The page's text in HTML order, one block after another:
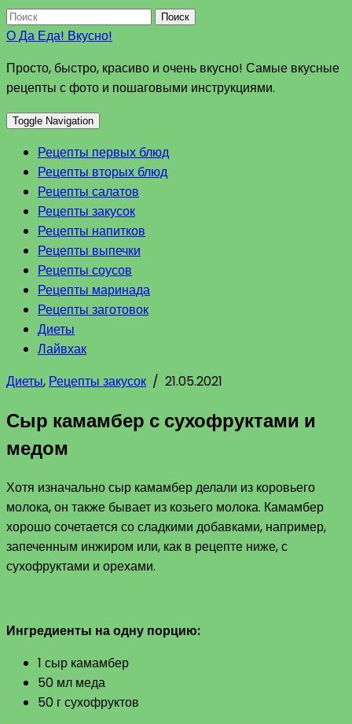
Поиск
О Да Еда! Вкусно!
Просто, быстро, красиво и очень вкусно! Самые вкусные
рецепты с фото и пошаговыми инструкциями.
Toggle Navigation
Рецепты первых блюд
Рецепты вторых блюд
Рецепты салатов
Рецепты закусок
Рецепты напитков
Рецепты выпечки
Рецепты соусов
Рецепты маринада
Рецепты заготовок
Диеты
Лайвхак
Диеты, Рецепты закусок / 21.05.2021
Сыр камамбер с сухофруктами и
медом
Хотя изначально сыр камамбер делали из коровьего
молока, он также бывает из козьего молока. Камамбер
хорошо сочетается со сладкими добавками, например,
запеченным инжиром или, как в рецепте ниже, с
сухофруктами и орехами.
Ингредиенты на одну порцию:
1 сыр камамбер
50 мл меда
50 г сухофруктов